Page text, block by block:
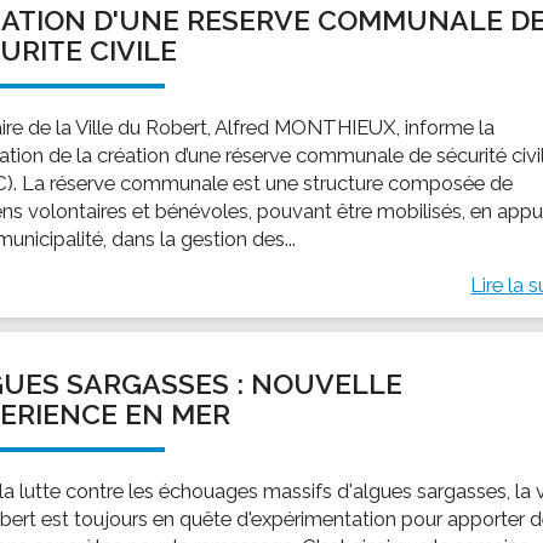
EMPLOI
Offres d'emploi
Le Centre Communal d'Action Social
Les aides sociales
Logement
Antenne Municipale de Développement et de
locale
et le lycée
scolaire
maternelles et primaire
de loisirs - ALSH
LE SERVICE CULTUREL
Guide des
D'UNE RESERVE COMMUNALE
CIVILE
de la Ville du Robert, Alfred MONTHIEUX, informe la
de la création d’une réserve communale de sécurité
La réserve communale est une structure composée de
volontaires et bénévoles, pouvant être mobilisés, en
dans la gestion des...
Lire la
SARGASSES : NOUVELLE
EN MER
lutte contre les échouages massifs d'algues sargasses, la
est toujours en quête d'expérimentation pour apporter